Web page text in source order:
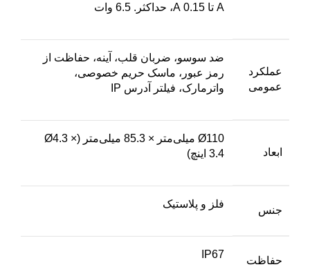
A تا 0.15 A، حداکثر. 6.5 وات
عملکرد
عمومی
ضد سوسو، ضربان قلب، آینه، حفاظت از
رمز عبور، ماسک حریم خصوصی،
واترمارک، فیلتر آدرس IP
ابعاد
Ø110 میلی‌متر × 85.3 میلی‌متر (Ø4.3 ×
3.4 اینچ)
جنس
فلز و پلاستیک
حفاظت
IP67